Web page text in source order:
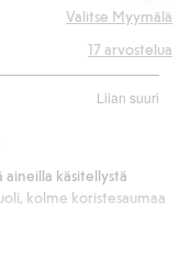
Valitse Myymälä
Liian suuri
17arvostelua
aineilla käsitellystä
kolme koristesaumaa
kasviperäisillä